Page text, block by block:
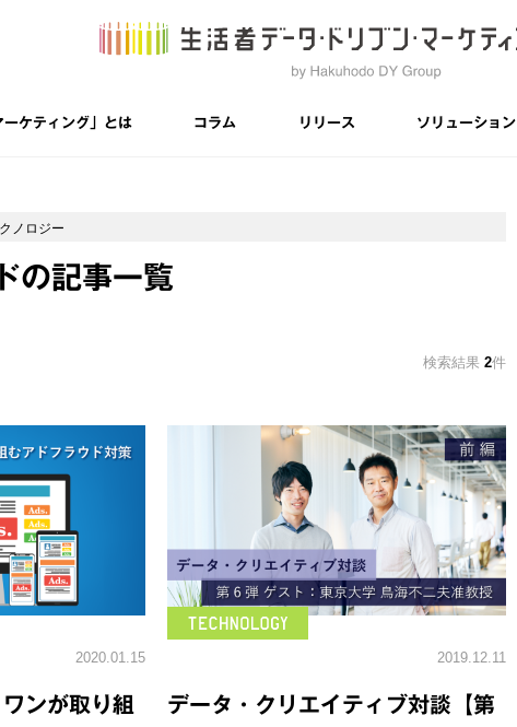
ーケティング」とは コラム リリース ソリューション
ノロジー
の記事一覧
検索結果 2件
2020.01.15
ンが取り組
2019.12.11
データ・クリエイティブ対談【第